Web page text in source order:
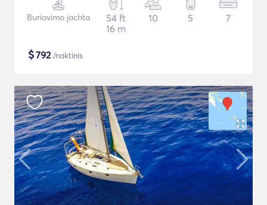
Buriavimo jachta
54 ft
16 m
10 5 7
$792/naktinis